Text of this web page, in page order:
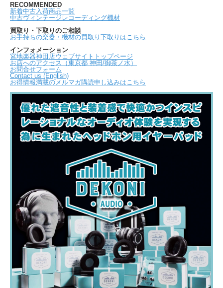
RECOMMENDED
新着中古入荷商品一覧
中古ヴィンテージレコーディング機材
買取り・下取りのご相談
お手持ちの楽器・機材の買取り下取りはこちら
インフォメーション
宮地楽器神田店ウェブサイトトップページ
お店へのアクセス（東京都 神田/御茶ノ水）
お問合せフォーム
Contact us (English)
お得情報満載のメルマガ購読申し込みはこちら